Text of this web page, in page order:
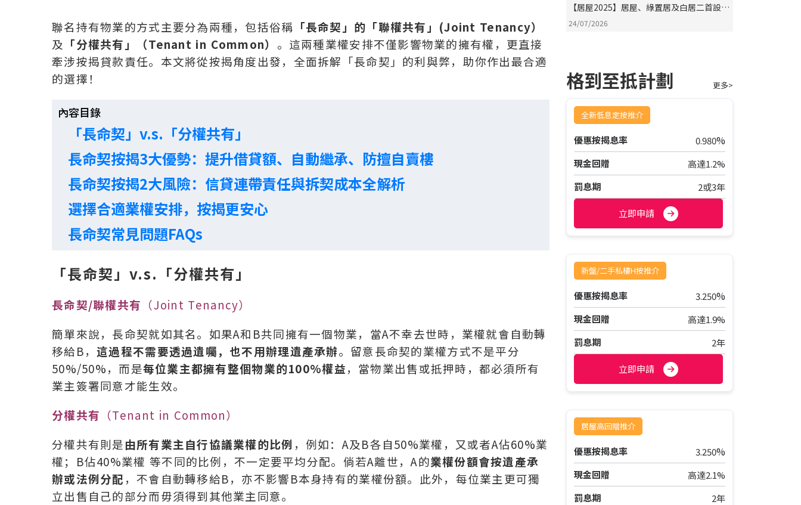
聯名持有物業的方式主要分為兩種，包括俗稱 「長命契」的「聯權共有」(Joint Tenancy）
及 「分權共有」（Tenant in Common） 。這兩種業權安排不僅影響物業的擁有權，更直接
牽涉按揭貸款責任。本文將從按揭角度出發，全面拆解「長命契」的利與弊，助你作出最合適
的選擇！
內容目錄
「長命契」v.s.「分權共有」
長命契按揭3大優勢：提升借貸額、自動繼承、防擅自賣樓
長命契按揭2大風險：信貸連帶責任與拆契成本全解析
選擇合適業權安排，按揭更安心
長命契常見問題FAQs
「長命契」v.s.「分權共有」
長命契/聯權共有 （Joint Tenancy）
簡單來說，長命契就如其名。如果A和B共同擁有一個物業，當A不幸去世時，業權就會自動轉
移給B， 這過程不需要透過遺囑，也不用辦理遺產承辦。留意長命契的業權方式不是平分
50%/50%，而是每位業主都擁有整個物業的100%權益，當物業出售或抵押時，都必須所有
業主簽署同意才能生效。
分權共有 （Tenant in Common）
分權共有則是由所有業主自行協議業權的比例 ，例如：A及B各自50%業權，又或者A佔60%業
權；B佔40%業權 等不同的比例，不一定要平均分配。倘若A離世，A的業權份額會按遺產承
辦或法例分配 ，不會自動轉移給B，亦不影響B本身持有的業權份額。此外，每位業主更可獨
立出售自己的部分而毋須得到其他業主同意。
【居屋2025】居屋、綠置居及白居二首設
「聯合申請」同日攪珠｜五大新屋苑售價、
位置一文看清（持續更新、附居屋按揭全攻
24/07/2026
格到至抵計劃 更多>
全新低息定按推介
優惠按揭息率 0.980%
現金回贈
高達1.2%
罰息期
2或3年
立即申請
新盤/二手私樓H按推介
優惠按揭息率 3.250%
現金回贈
高達1.9%
罰息期
2年
立即申請
居屋高回贈推介
優惠按揭息率 3.250%
現金回贈
高達2.1%
罰息期
2年